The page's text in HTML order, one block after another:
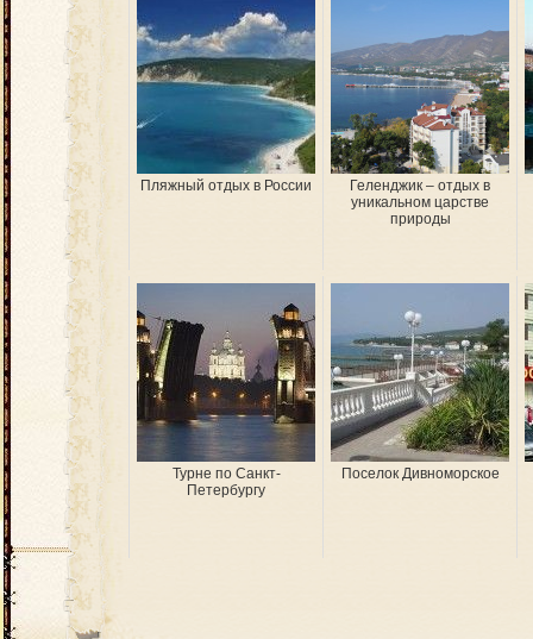
Пляжный отдых в России
Геленджик – отдых в
уникальном царстве
природы
Турне по Санкт-
Петербургу
Поселок Дивноморское